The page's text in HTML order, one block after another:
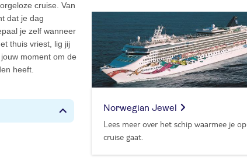
cruise. Van
dat je dag
je zelf wanneer
thuis vriest, lig jij
moment om de
heeft.
Norwegian Jewel
Lees meer over het schip waarmee je op
cruise gaat.